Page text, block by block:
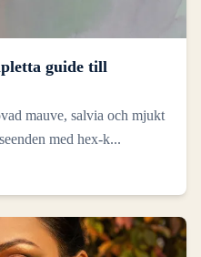
guide till
mauve, salvia och mjukt
med hex-k...